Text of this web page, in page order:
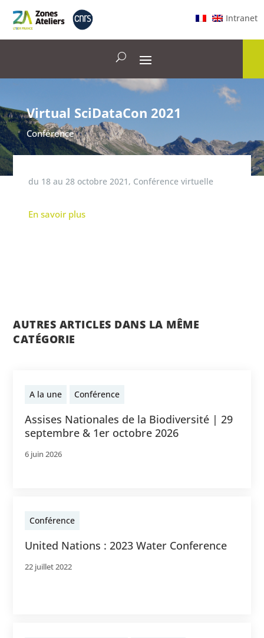
Intranet
Virtual SciDataCon 2021
Conférence
du 18 au 28 octobre 2021 , Conférence virtuelle
En savoir plus
AUTRES ARTICLES DANS LA MÊME
CATÉGORIE
A la une Conférence
Assises Nationales de la Biodiversité | 29
septembre & 1er octobre 2026
6 juin 2026
Conférence
United Nations : 2023 Water Conference
22 juillet 2022